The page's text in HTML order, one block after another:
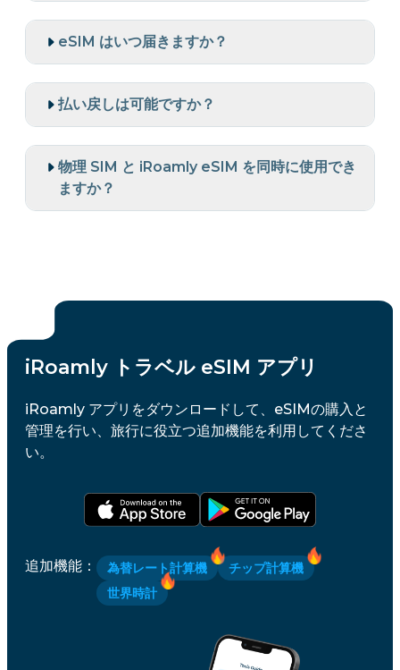
eSIM はいつ届きますか？
払い戻しは可能ですか？
物理 SIM と iRoamly eSIM を同時に使用でき
ますか？
iRoamly トラベル eSIM アプリ
iRoamly アプリをダウンロードして、eSIMの購入と
管理を行い、旅行に役立つ追加機能を利用してくださ
い。
追加機能 ： 為替レート計算機
チップ計算機
世界時計